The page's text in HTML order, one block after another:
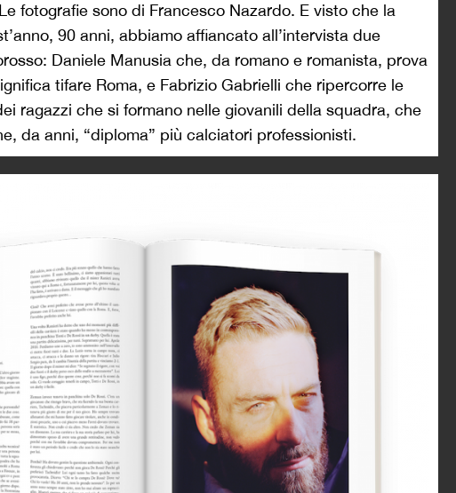
fotografie sono di Francesco Nazardo. E visto che la
90 anni, abbiamo affiancato all’intervista due
Daniele Manusia che, da romano e romanista, prova
tifare Roma, e Fabrizio Gabrielli che ripercorre le
ragazzi che si formano nelle giovanili della squadra, che
da anni, “diploma” più calciatori professionisti.